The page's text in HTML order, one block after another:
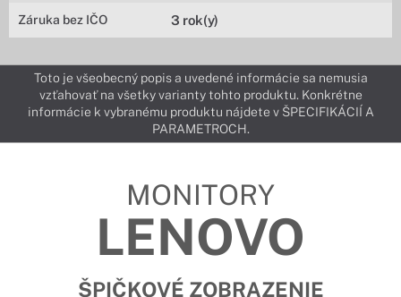
Záruka bez IČO 3 rok(y)
Toto je všeobecný popis a uvedené informácie sa nemusia
vzťahovať na všetky varianty tohto produktu. Konkrétne
informácie k vybranému produktu nájdete v ŠPECIFIKÁCIÍ A
PARAMETROCH.
MONITORY
LENOVO
ŠPIČKOVÉ ZOBRAZENIE